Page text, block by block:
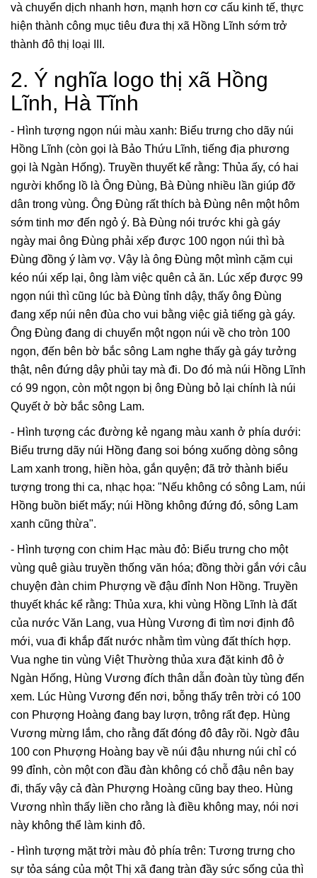
và chuyển dịch nhanh hơn, mạnh hơn cơ cấu kinh tế, thực
hiện thành công mục tiêu đưa thị xã Hồng Lĩnh sớm trở
thành đô thị loại III.
2. Ý nghĩa logo thị xã Hồng
Lĩnh, Hà Tĩnh
- Hình tượng ngọn núi màu xanh: Biểu trưng cho dãy núi
Hồng Lĩnh (còn gọi là Bảo Thứu Lĩnh, tiếng địa phương
gọi là Ngàn Hống). Truyền thuyết kể rằng: Thủa ấy, có hai
người khổng lồ là Ông Đùng, Bà Đùng nhiều lần giúp đỡ
dân trong vùng. Ông Đùng rất thích bà Đùng nên một hôm
sớm tinh mơ đến ngỏ ý. Bà Đùng nói trước khi gà gáy
ngày mai ông Đùng phải xếp được 100 ngọn núi thì bà
Đùng đồng ý làm vợ. Vậy là ông Đùng một mình cặm cụi
kéo núi xếp lại, ông làm việc quên cả ăn. Lúc xếp được 99
ngọn núi thì cũng lúc bà Đùng tỉnh dậy, thấy ông Đùng
đang xếp núi nên đùa cho vui bằng việc giả tiếng gà gáy.
Ông Đùng đang di chuyển một ngọn núi về cho tròn 100
ngọn, đến bên bờ bắc sông Lam nghe thấy gà gáy tưởng
thật, nên đứng dậy phủi tay mà đi. Do đó mà núi Hồng Lĩnh
có 99 ngọn, còn một ngọn bị ông Đùng bỏ lại chính là núi
Quyết ở bờ bắc sông Lam.
- Hình tượng các đường kẻ ngang màu xanh ở phía dưới:
Biểu trưng dãy núi Hồng đang soi bóng xuống dòng sông
Lam xanh trong, hiền hòa, gắn quyện; đã trở thành biểu
tượng trong thi ca, nhạc họa: "Nếu không có sông Lam, núi
Hồng buồn biết mấy; núi Hồng không đứng đó, sông Lam
xanh cũng thừa".
- Hình tượng con chim Hạc màu đỏ: Biểu trưng cho một
vùng quê giàu truyền thống văn hóa; đồng thời gắn với câu
chuyện đàn chim Phượng về đậu đỉnh Non Hồng. Truyền
thuyết khác kể rằng: Thủa xưa, khi vùng Hồng Lĩnh là đất
của nước Văn Lang, vua Hùng Vương đi tìm nơi định đô
mới, vua đi khắp đất nước nhằm tìm vùng đất thích hợp.
Vua nghe tin vùng Việt Thường thủa xưa đặt kinh đô ở
Ngàn Hống, Hùng Vương đích thân dẫn đoàn tùy tùng đến
xem. Lúc Hùng Vương đến nơi, bỗng thấy trên trời có 100
con Phượng Hoàng đang bay lượn, trông rất đẹp. Hùng
Vương mừng lắm, cho rằng đất đóng đô đây rồi. Ngờ đâu
100 con Phượng Hoàng bay về núi đậu nhưng núi chỉ có
99 đỉnh, còn một con đầu đàn không có chỗ đậu nên bay
đi, thấy vậy cả đàn Phượng Hoàng cũng bay theo. Hùng
Vương nhìn thấy liền cho rằng là điều không may, nói nơi
này không thể làm kinh đô.
- Hình tượng mặt trời màu đỏ phía trên: Tương trưng cho
sự tỏa sáng của một Thị xã đang tràn đầy sức sống của thì